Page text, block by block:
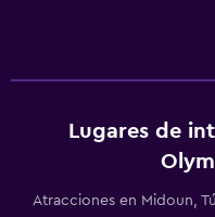
Lugares de
Atracciones en Midoun,